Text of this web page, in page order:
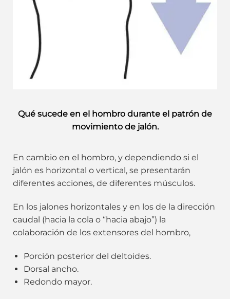
Qué sucede en el hombro durante el patrón de
movimiento de jalón.
En cambio en el hombro, y dependiendo si el
jalón es horizontal o vertical, se presentarán
diferentes acciones, de diferentes músculos.
En los jalones horizontales y en los de la dirección
caudal (hacia la cola o “hacia abajo”) la
colaboración de los extensores del hombro,
Porción posterior del deltoides.
Dorsal ancho.
Redondo mayor.